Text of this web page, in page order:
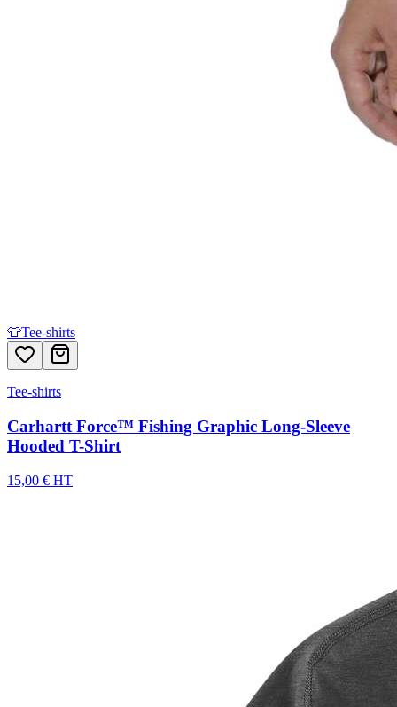
👕Tee-shirts
Tee-shirts
Carhartt Force™ Fishing Graphic Long-Sleeve
Hooded T-Shirt
15,00 € HT